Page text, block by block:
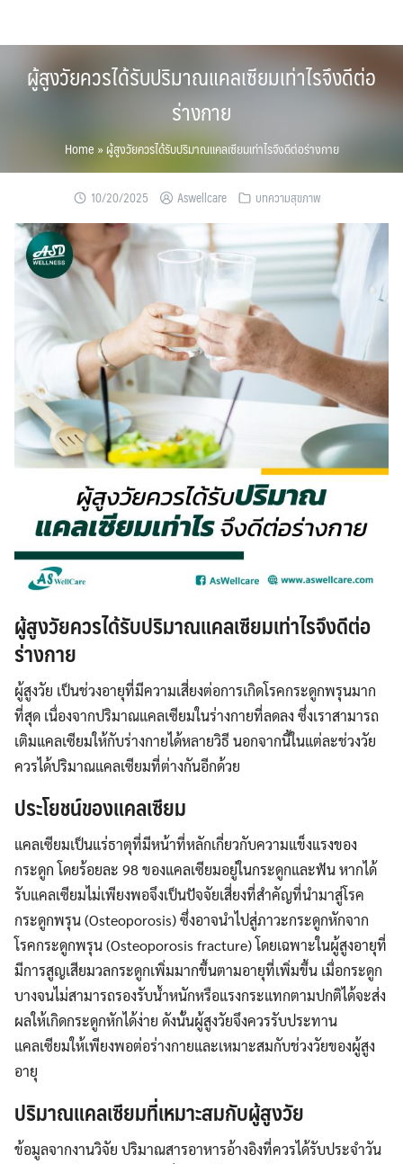
ผู้สูงวัยควรได้รับปริมาณแคลเซียมเท่าไรจึงดีต่อ
ร่างกาย
Home »ผู้สูงวัยควรได้รับปริมาณแคลเซียมเท่าไรจึงดีต่อร่างกาย
10/20/2025 Aswellcare บทความสุขภาพ
ผู้สูงวัยควรได้รับปริมาณแคลเซียมเท่าไรจึงดีต่อ
ร่างกาย
ผู้สูงวัย เป็นช่วงอายุที่มีความเสี่ยงต่อการเกิดโรคกระดูกพรุนมาก
ที่สุด เนื่องจากปริมาณแคลเซียมในร่างกายที่ลดลง ซึ่งเราสามารถ
เติมแคลเซียมให้กับร่างกายได้หลายวิธี นอกจากนี้ในแต่ละช่วงวัย
ควรได้ปริมาณแคลเซียมที่ต่างกันอีกด้วย
ประโยชน์ของแคลเซียม
แคลเซียมเป็นแร่ธาตุที่มีหน้าที่หลักเกี่ยวกับความแข็งแรงของ
กระดูก โดยร้อยละ 98 ของแคลเซียมอยู่ในกระดูกและฟัน หากได้
รับแคลเซียมไม่เพียงพอจึงเป็นปัจจัยเสี่ยงที่สำคัญที่นำมาสู่โรค
กระดูกพรุน (Osteoporosis) ซึ่งอาจนำไปสู่ภาวะกระดูกหักจาก
โรคกระดูกพรุน (Osteoporosis fracture) โดยเฉพาะในผู้สูงอายุที่
มีการสูญเสียมวลกระดูกเพิ่มมากขึ้นตามอายุที่เพิ่มขึ้น เมื่อกระดูก
บางจนไม่สามารถรองรับน้ำหนักหรือแรงกระแทกตามปกติได้จะส่ง
ผลให้เกิดกระดูกหักได้ง่าย ดังนั้นผู้สูงวัยจึงควรรับประทาน
แคลเซียมให้เพียงพอต่อร่างกายและเหมาะสมกับช่วงวัยของผู้สูง
อายุ
ปริมาณแคลเซียมที่เหมาะสมกับผู้สูงวัย
ข้อมูลจากงานวิจัย ปริมาณสารอาหารอ้างอิงที่ควรได้รับประจำวัน